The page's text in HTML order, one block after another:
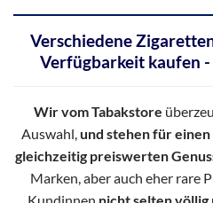
Verschiedene
Verfügbarkeit kaufen -
Wir vom Tabakstore
Auswahl, und stehen für
gleichzeitig preiswerten
Marken, aber auch eher rare
Kundinnen nicht selten völlig